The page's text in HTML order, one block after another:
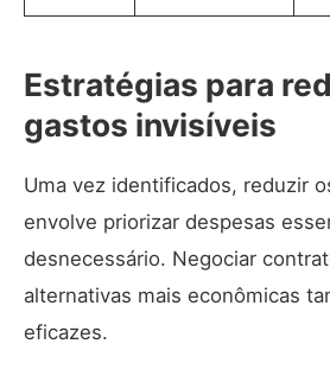
Estratégias para
gastos invisíveis
Uma vez identificados, reduzir
envolve priorizar despesas
desnecessário. Negociar
alternativas mais econômicas
eficazes.